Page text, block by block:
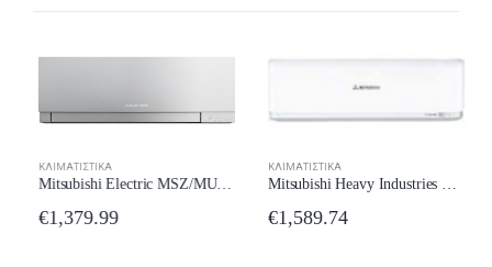
ΚΛΙΜΑΤΙΣΤΙΚΆ
Mitsubishi Electric MSZ/MUZ-EF35VE2-S Κλιματιστικό Inverter 12000 BTU A+++/A++ με Wi-Fi New Model 2024
€1,379.99
ΚΛΙΜΑΤΙΣΤΙΚΆ
Mitsubishi Heavy Industries SRK/SRK-35ZJX-S Κλιματιστικό Inverter 12000 BTU A++/A+ με Ιονιστή New Model 2024
€1,589.74